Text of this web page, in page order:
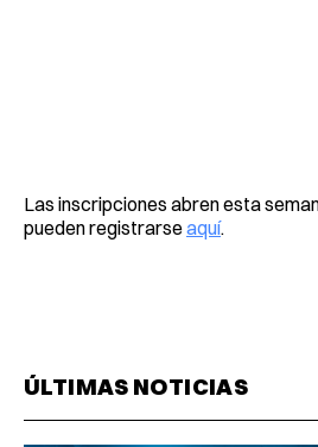
Las inscripciones abren esta
pueden registrarseaquí.
ÚLTIMAS NOTICIAS